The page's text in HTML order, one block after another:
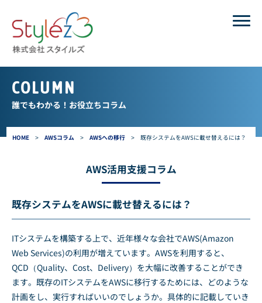
HOME > AWSコラム > AWSへの移行 > 既存システムをAWSに載せ替えるには？
COLUMN
誰でもわかる！お役立ちコラム
AWS活用支援コラム
既存システムをAWSに載せ替えるには？
ITシステムを構築する上で、近年様々な会社でAWS(Amazon
Web Services)の利用が増えています。AWSを利用すると、
QCD（Quality、Cost、Delivery）を大幅に改善することができ
ます。既存のITシステムをAWSに移行するためには、どのような
計画をし、実行すればいいのでしょうか。具体的に記載していき